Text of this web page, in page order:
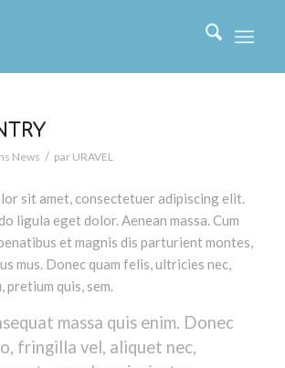
News / par URAVEL
sit amet, consectetuer adipiscing elit.
ligula eget dolor. Aenean massa. Cum
et magnis dis parturient montes,
mus. Donec quam felis, ultricies nec,
pretium quis, sem.
massa quis enim. Donec
fringilla vel, aliquet nec,